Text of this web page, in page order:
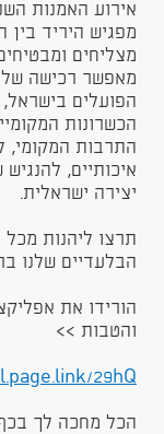
אירוע האמנות
מפגיש היריד בין
מצליחים
מאפשר רכישה של
הפועלים בישראל,
הכשרונות
התרבות המקומי,
איכותיים,
יצירה ישראלית.
תרצו ליהנות
הבלעדיים שלנו
הורידו את
והטבות >>
29hQ
הכל מחכה לך בכף